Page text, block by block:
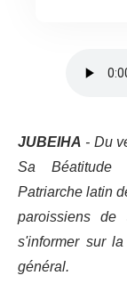
JUBEIHA- Du
Sa Béatitude
Patriarche latin
paroissiens
s'informer sur
général.